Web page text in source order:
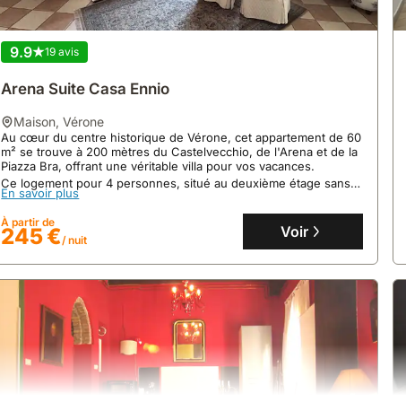
9.8 44 avis
Villa Lambranzi
maison,Vérone
À huit minutes à pied des principaux monuments, églises et
musées de Vérone, cette villa se trouve dans un quartier
résidentiel calme et verdoyant, directement adjacente à l'Adige.
Cette location de villa, nichée dans une villa Art Déco avec jardin
et entrée privée, offre un hébergement sur deux niveaux pour
deux personnes, avec climatisation et connexion internet.
À partir de
145 €/ nuit Voir
9.9 19 avis
Arena Suite Casa Ennio
maison,Vérone
Au cœur du centre historique de Vérone, cet appartement de 60
m² se trouve à 200 mètres du Castelvecchio, de l'Arena et de la
Piazza Bra, offrant une véritable villa pour vos vacances.
Ce logement pour 4 personnes, situé au deuxième étage sans
ascenseur, dispose d'une cuisine équipée, de la climatisation et
d'un accès internet, parfait pour une location maison vacances.
En savoir plus
À partir de
245 €/ nuit Voir